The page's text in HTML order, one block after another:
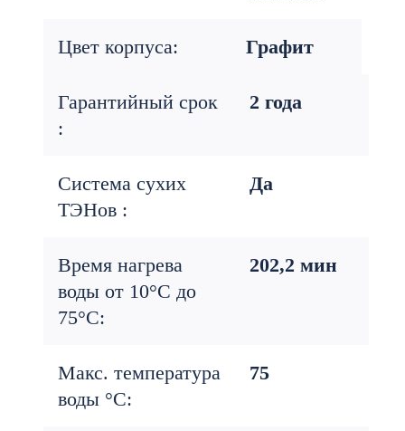
Цвет корпуса: Графит
Гарантийный срок
:
2 года
Система сухих
ТЭНов :
Да
Время нагрева
воды от 10°С до
75°С:
202,2 мин
Макс. температура
воды °С:
75